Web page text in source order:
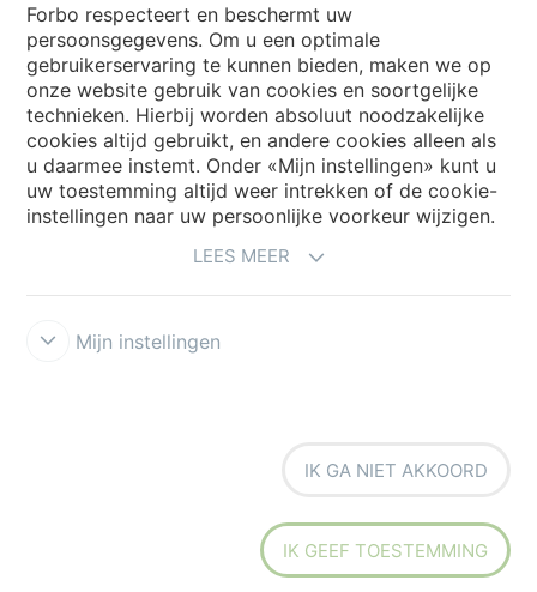
Choose your country
My Forbo
Archief webinars
Archief webinars architecten
Forbo respecteert en beschermt uw
persoonsgegevens. Om u een optimale
gebruikerservaring te kunnen bieden, maken we op
onze website gebruik van cookies en soortgelijke
technieken. Hierbij worden absoluut noodzakelijke
cookies altijd gebruikt, en andere cookies alleen als
u daarmee instemt. Onder «Mijn instellingen» kunt u
uw toestemming altijd weer intrekken of de cookie-
instellingen naar uw persoonlijke voorkeur wijzigen.
LEES MEER
Mijn instellingen
IK GA NIET AKKOORD
IK GEEF TOESTEMMING